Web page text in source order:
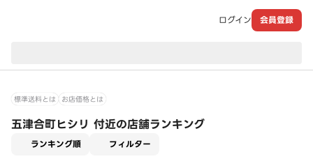
ログイン 会員登録
標準送料とは お店価格とは
五津合町ヒシリ 付近の店舗ランキング
ランキング順 フィルター